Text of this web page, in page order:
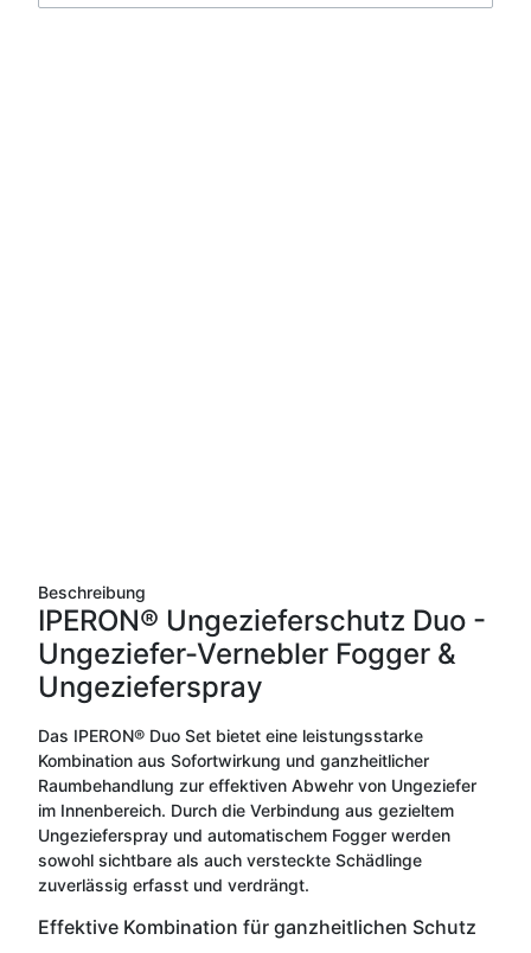
Beschreibung
IPERON® Ungezieferschutz Duo -
Ungeziefer-Vernebler Fogger &
Ungezieferspray
Das IPERON® Duo Set bietet eine leistungsstarke
Kombination aus Sofortwirkung und ganzheitlicher
Raumbehandlung zur effektiven Abwehr von Ungeziefer
im Innenbereich. Durch die Verbindung aus gezieltem
Ungezieferspray und automatischem Fogger werden
sowohl sichtbare als auch versteckte Schädlinge
zuverlässig erfasst und verdrängt.
Effektive Kombination für ganzheitlichen Schutz